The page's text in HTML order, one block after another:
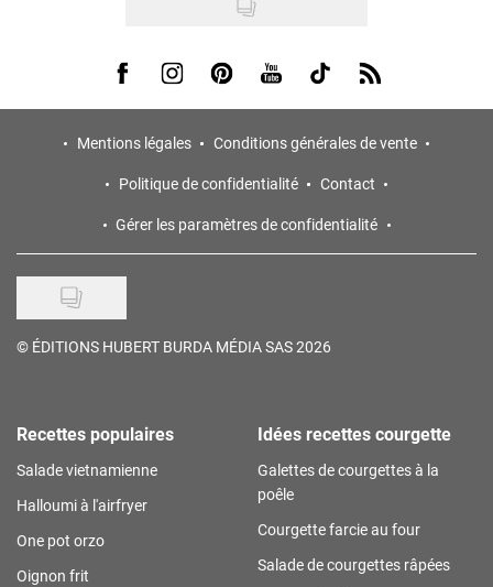
Visit us on Facebook
Visit us on Instagram
Visit us on Pinterest
Visit us on Youtube
Visit us on Tiktok
Visit us on Rss
Mentions légales
Conditions générales de vente
Politique de confidentialité
Contact
Gérer les paramètres de confidentialité
© ÉDITIONS HUBERT BURDA MÉDIA SAS 2026
Recettes populaires
Salade vietnamienne
Halloumi à l'airfryer
One pot orzo
Oignon frit
Idées recettes courgette
Galettes de courgettes à la
poêle
Courgette farcie au four
Salade de courgettes râpées